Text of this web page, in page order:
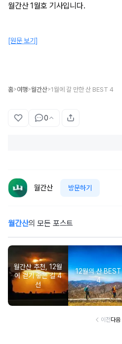
월간산 1월호 기사입니다.
[원문 보기]
홈>여행>월간산>1월에 갈 만한 산 BEST 4
0
월간산 방문하기
월간산의 모든 포스트
월간산 추천, 12월
에 걷기 좋은 길 4
선
12월의 산 BEST
4
이전다음